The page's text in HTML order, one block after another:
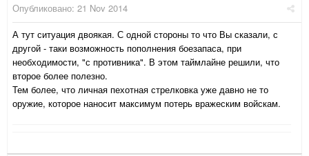
Опубликовано: 21 Nov 2014
А тут ситуация двоякая. С одной стороны то что Вы сказали, с
другой - таки возможность пополнения боезапаса, при
необходимости, "с противника". В этом таймлайне решили, что
второе более полезно.
Тем более, что личная пехотная стрелковка уже давно не то
оружие, которое наносит максимум потерь вражеским войскам.